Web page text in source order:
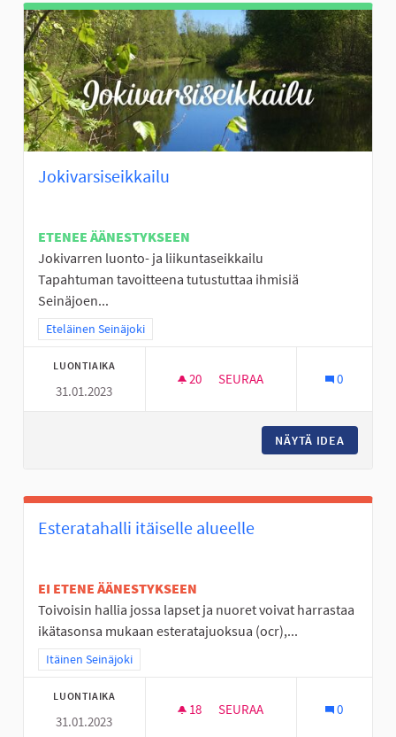
Jokivarsiseikkailu
ETENEE ÄÄNESTYKSEEN
Jokivarren luonto- ja liikuntaseikkailu
Tapahtuman tavoitteena tutustuttaa ihmisiä
Seinäjoen...
Rajaa tulokset teeman mukaan: Eteläinen Seinäjoki
Eteläinen Seinäjoki
LUONTIAIKA
31.01.2023
20 20 SEURAAJAA
SEURAA 0
NÄYTÄ IDEA
Esteratahalli itäiselle alueelle
EI ETENE ÄÄNESTYKSEEN
Toivoisin hallia jossa lapset ja nuoret voivat harrastaa
ikätasonsa mukaan esteratajuoksua (ocr),...
Rajaa tulokset teeman mukaan: Itäinen Seinäjoki
Itäinen Seinäjoki
LUONTIAIKA
31.01.2023
18 18 SEURAAJAA
SEURAA 0